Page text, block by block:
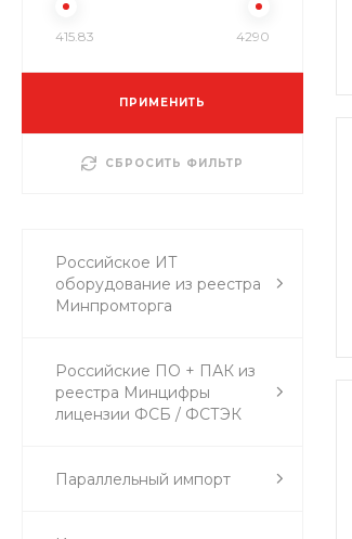
415.83 4290
ПРИМЕНИТЬ
СБРОСИТЬ ФИЛЬТР
Российское ИТ
оборудование из реестра
Минпромторга
Российские ПО + ПАК из
реестра Минцифры
лицензии ФСБ / ФСТЭК
Параллельный импорт